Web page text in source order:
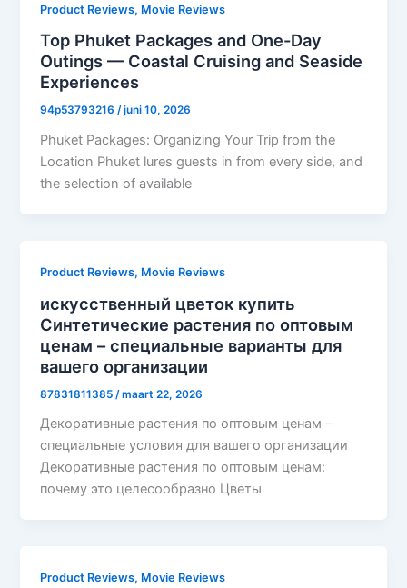
Product Reviews, Movie Reviews
Top Phuket Packages and One-Day
Outings — Coastal Cruising and Seaside
Experiences
94p53793216/juni 10, 2026
Phuket Packages: Organizing Your Trip from the
Location Phuket lures guests in from every side, and
the selection of available
Product Reviews, Movie Reviews
искусственный цветок купить
Синтетические растения по оптовым
ценам – специальные варианты для
вашего организации
87831811385 /maart 22, 2026
Декоративные растения по оптовым ценам –
специальные условия для вашего организации
Декоративные растения по оптовым ценам:
почему это целесообразно Цветы
Product Reviews, Movie Reviews